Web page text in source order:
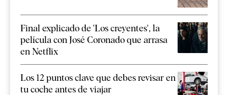
Final explicado de 'Los creyentes', la
película con José Coronado que arrasa
en Netflix
Los 12 puntos clave que debes revisar en
tu coche antes de viajar